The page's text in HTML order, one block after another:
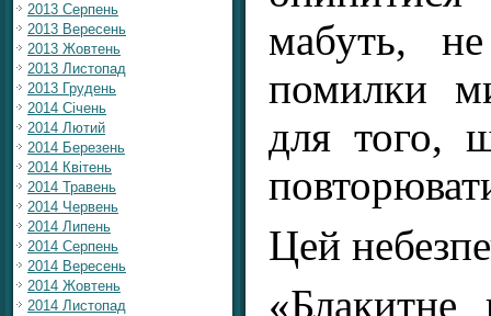
2013 Серпень
2013 Вересень
2013 Жовтень
2013 Листопад
2013 Грудень
2014 Січень
2014 Лютий
2014 Березень
2014 Квітень
2014 Травень
2014 Червень
2014 Липень
2014 Серпень
2014 Вересень
2014 Жовтень
2014 Листопад
мабуть,
помилки
для того,
Цей
«Блакитне